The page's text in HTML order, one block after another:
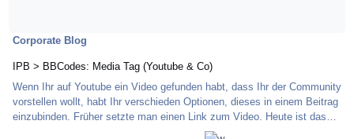
Corporate Blog
IPB > BBCodes: Media Tag (Youtube & Co)
Wenn Ihr auf Youtube ein Video gefunden habt, dass Ihr der Community
vorstellen wollt, habt Ihr verschieden Optionen, dieses in einem Beitrag
einzubinden. Früher setzte man einen Link zum Video. Heute ist das
nicht mehr notwendig, da die Forensoftware eine Vielzahl an Media